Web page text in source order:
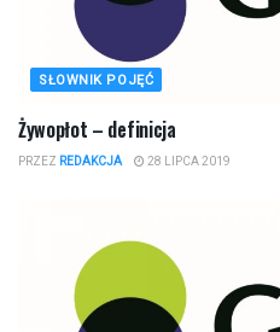
SŁOWNIK POJĘĆ
Żywopłot – definicja
PRZEZ REDAKCJA 28 LIPCA 2019